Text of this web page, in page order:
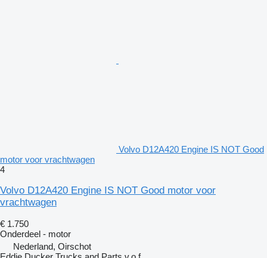
Volvo D12A420 Engine IS NOT Good
motor voor vrachtwagen
4
Volvo D12A420 Engine IS NOT Good motor voor
vrachtwagen
€ 1.750
Onderdeel - motor
Nederland, Oirschot